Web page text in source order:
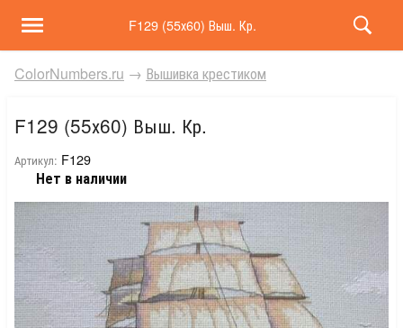
F129 (55х60) Выш. Кр.
ColorNumbers.ru → Вышивка крестиком
F129 (55х60) Выш. Кр.
Артикул: F129
Нет в наличии